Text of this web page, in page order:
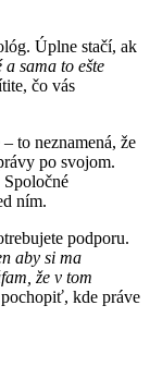
Úplne stačí, ak
a sama to ešte
čo vás
to neznamená, že
po svojom.
ním.
podporu.
aby si ma
že v tom
kde práve